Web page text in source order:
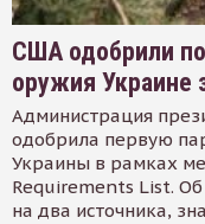
США одобрили
оружия Украине
Администрация
одобрила первую
Украины в рамках
Requirements List.
на два источника,